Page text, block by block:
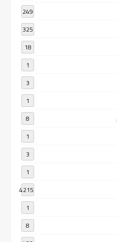
249
325
18
1
3
1
8
1
3
1
4215
1
8